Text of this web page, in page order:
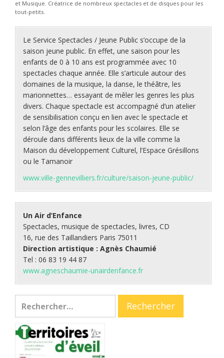
et Musique. Créatrice de nombreux spectacles et de disques pour les
tout-petits.
Le Service Spectacles / Jeune Public s’occupe de la
saison jeune public. En effet, une saison pour les
enfants de 0 à 10 ans est programmée avec 10
spectacles chaque année. Elle s’articule autour des
domaines de la musique, la danse, le théâtre, les
marionnettes… essayant de mêler les genres les plus
divers. Chaque spectacle est accompagné d’un atelier
de sensibilisation conçu en lien avec le spectacle et
selon l’âge des enfants pour les scolaires. Elle se
déroule dans différents lieux de la ville comme la
Maison du développement Culturel, l’Espace Grésillons
ou le Tamanoir
www.ville-gennevilliers.fr/culture/saison-jeune-public/
Un Air d’Enfance
Spectacles, musique de spectacles, livres, CD
16, rue des Taillandiers Paris 75011
Direction artistique : Agnès Chaumié
Tel : 06 83 19 44 87
www.agneschaumie-unairdenfance.fr